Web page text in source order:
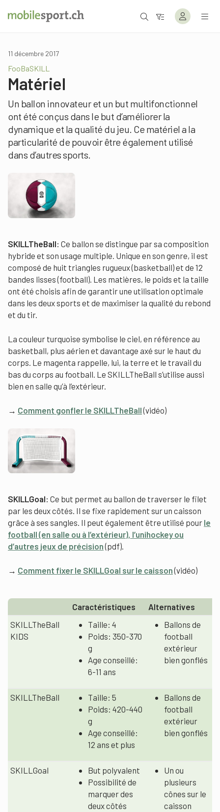
11 décembre 2017
FooBaSKILL
Matériel
Un ballon innovateur et un but multifonctionnel
ont été conçus dans le but d’améliorer la
dynamique et la qualité du jeu. Ce matériel a la
particularité de pouvoir être également utilisé
dans d’autres sports.
SKILLTheBall: Ce ballon se distingue par sa composition
hybride et son usage multiple. Unique en son genre, il est
composé de huit triangles rugueux (basketball) et de 12
bandes lisses (football). Les matières, le poids et la taille
ont été choisis afin de garantir une utilisation optimale
dans les deux sports et de maximiser la qualité du rebond
et du tir.
La couleur turquoise symbolise le ciel, en référence au
basketball, plus aérien et davantage axé sur le haut du
corps. Le magenta rappelle, lui, la terre et le travail du
bas du corps au football. Le SKILLTheBall s’utilise aussi
bien en salle qu’à l’extérieur.
→ Comment gonfler le SKILLTheBall(vidéo)
SKILLGoal: Ce but permet au ballon de traverser le filet
par les deux côtés. Il se fixe rapidement sur un caisson
grâce à ses sangles. Il peut également être utilisé pour le
football (en salle ou à l’extérieur), l’unihockey ou
d’autres jeux de précision(pdf).
→ Comment fixer le SKILLGoal sur le caisson(vidéo)
Caractéristiques
Alternatives
SKILLTheBall
KIDS
Taille: 4
Poids: 350-370
g
Age conseillé:
6-11 ans
Ballons de
football
extérieur
bien gonflés
SKILLTheBall
Taille: 5
Poids: 420-440
g
Age conseillé:
12 ans et plus
Ballons de
football
extérieur
bien gonflés
SKILLGoal
But polyvalent
Possibilité de
marquer des
deux côtés
Un ou
plusieurs
cônes sur le
caisson